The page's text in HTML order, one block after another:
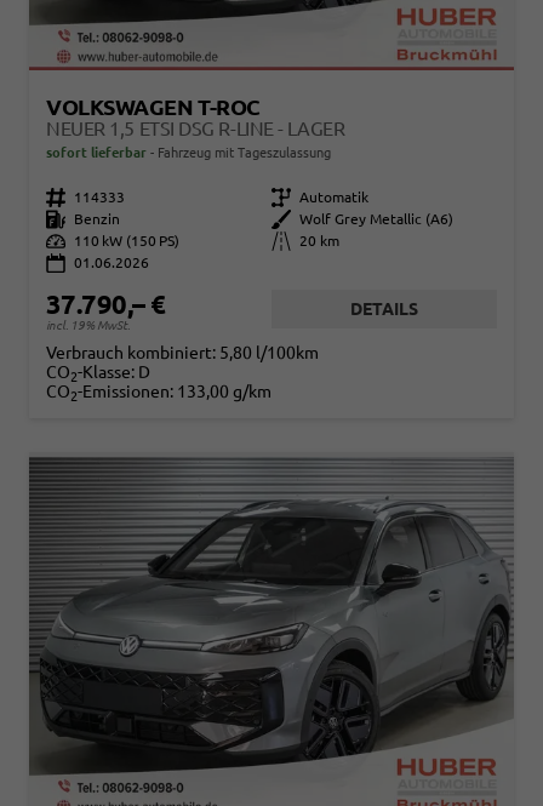
VOLKSWAGEN T-ROC
NEUER 1,5 ETSI DSG R-LINE - LAGER
sofort lieferbar Fahrzeug mit Tageszulassung
Fahrzeugnr. 114333 Getriebe Automatik
Kraftstoff
Benzin Außenfarbe
Wolf Grey Metallic (A6)
Leistung
110 kW (150 PS) Kilometerstand
20 km
01.06.2026
37.790,– €
incl. 19% MwSt.
DETAILS
Verbrauch kombiniert: 5,80 l/100km
CO2-Klasse: D
CO2-Emissionen: 133,00 g/km